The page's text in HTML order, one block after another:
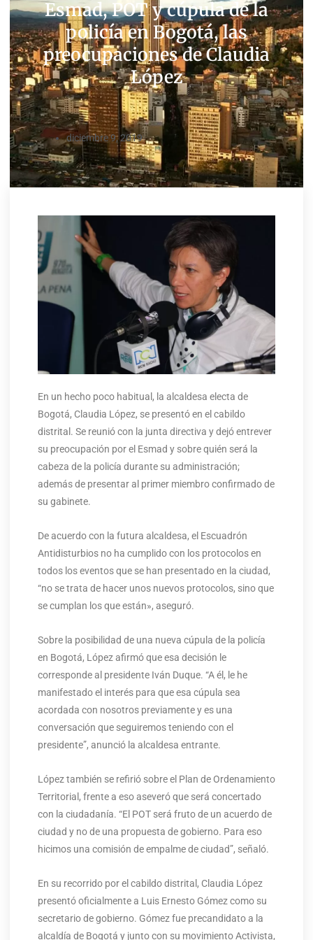
Esmad, POT y cúpula de la
policía en Bogotá, las
preocupaciones de Claudia
López
diciembre 9, 2019
En un hecho poco habitual, la alcaldesa electa de
Bogotá, Claudia López, se presentó en el cabildo
distrital. Se reunió con la junta directiva y dejó entrever
su preocupación por el Esmad y sobre quién será la
cabeza de la policía durante su administración;
además de presentar al primer miembro confirmado de
su gabinete.
De acuerdo con la futura alcaldesa, el Escuadrón
Antidisturbios no ha cumplido con los protocolos en
todos los eventos que se han presentado en la ciudad,
“no se trata de hacer unos nuevos protocolos, sino que
se cumplan los que están», aseguró.
Sobre la posibilidad de una nueva cúpula de la policía
en Bogotá, López afirmó que esa decisión le
corresponde al presidente Iván Duque. “A él, le he
manifestado el interés para que esa cúpula sea
acordada con nosotros previamente y es una
conversación que seguiremos teniendo con el
presidente”, anunció la alcaldesa entrante.
López también se refirió sobre el Plan de Ordenamiento
Territorial, frente a eso aseveró que será concertado
con la ciudadanía. “El POT será fruto de un acuerdo de
ciudad y no de una propuesta de gobierno. Para eso
hicimos una comisión de empalme de ciudad”, señaló.
En su recorrido por el cabildo distrital, Claudia López
presentó oficialmente a Luis Ernesto Gómez como su
secretario de gobierno. Gómez fue precandidato a la
alcaldía de Bogotá y junto con su movimiento Activista,